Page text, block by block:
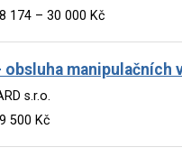
174 – 30 000 Kč
obsluha manipulačních
s.r.o.
500 Kč